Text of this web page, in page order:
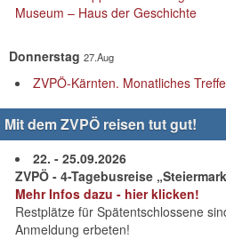
Museum – Haus der Geschichte
Donnerstag 27.Aug
ZVPÖ-Kärnten. Monatliches
Mit dem ZVPÖ reisen tut gut!
22. - 25.09.2026
ZVPÖ - 4-Tagebusreise
Mehr Infos dazu - hier klicken!
Restplätze für Spätentschlossene
Anmeldung erbeten!